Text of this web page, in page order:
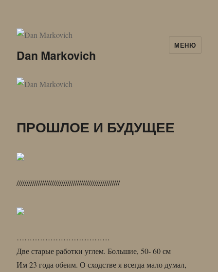
Dan Markovich
МЕНЮ
ПРОШЛОЕ И БУДУЩЕЕ
/////////////////////////////////////////////////////
………………………………
Две старые работки углем. Большие, 50- 60 см
Им 23 года обеим. О сходстве я всегда мало думал,